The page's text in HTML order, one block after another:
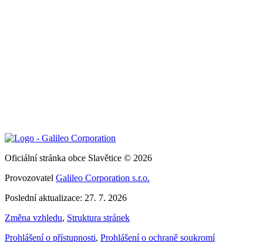
Oficiální stránka obce Slavětice © 2026
Provozovatel Galileo Corporation s.r.o.
Poslední aktualizace: 27. 7. 2026
Změna vzhledu, Struktura stránek
Prohlášení o přístupnosti, Prohlášení o ochraně soukromí